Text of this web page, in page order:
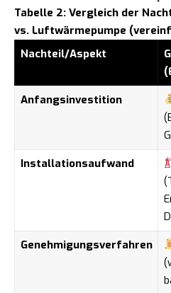
Tabelle 2: Vergleich der
vs. Luftwärmepumpe
Nachteil/Aspekt
Anfangsinvestition
Installationsaufwand
Genehmigungsverfahren